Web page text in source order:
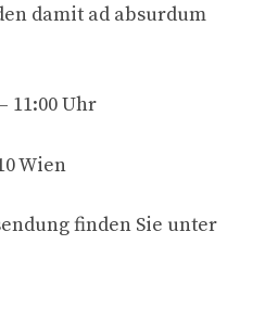
damit ad absurdum
11:00 Uhr
Wien
finden Sie unter